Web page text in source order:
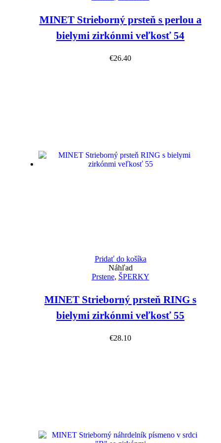
MINET Strieborný prsteň s perlou a
bielymi zirkónmi veľkosť 54
€26.40
Pridať do košíka
Náhľad
Prstene, ŠPERKY
MINET Strieborný prsteň RING s
bielymi zirkónmi veľkosť 55
€28.10